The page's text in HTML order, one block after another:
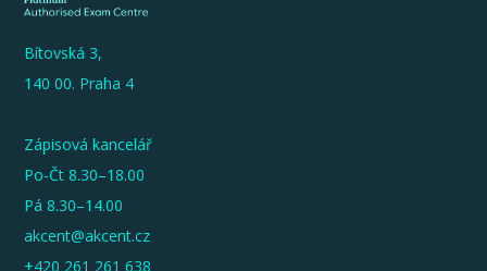
Bítovská 3,
140 00. Praha 4
Zápisová kancelář
Po-Čt 8.30–18.00
Pá 8.30–14.00
akcent@akcent.cz
+420 261 261 638